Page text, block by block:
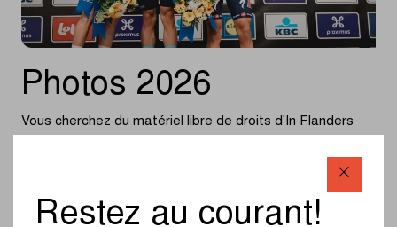
Photos 2026
Vous cherchez du matériel libre de droits d'In Flanders
Ce matériel peut être utilisé en mentionnant © Flanders
Restez au courant!